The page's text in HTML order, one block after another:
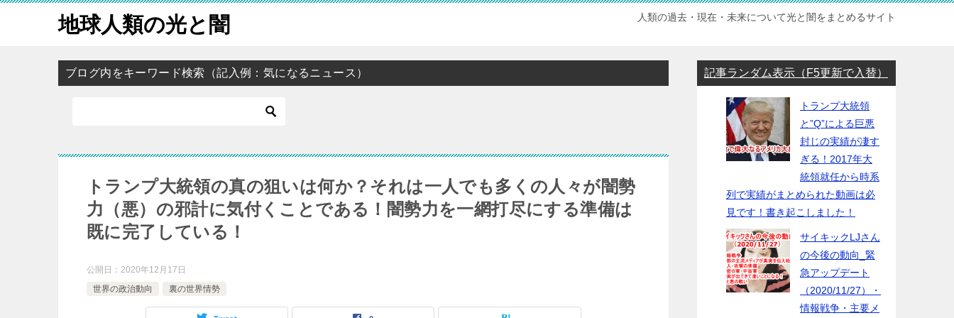
地球人類の光と闇 人類の過去・現在・未来について光と闇をまとめるサイト
ブログ内をキーワード検索（記入例：気になるニュース）
トランプ大統領の真の狙いは何か？それは一人でも多くの人々が闇勢
力（悪）の邪計に気付くことである！闇勢力を一網打尽にする準備は
既に完了している！
公開日： 2020年12月17日
世界の政治動向
裏の世界情勢
記事ランダム表示（F5更新で入替）
トランプ大統領
と”Q”による巨悪
封じの実績が凄す
ぎる！2017年大
統領就任から時系
列で実績がまとめられた動画は必
見です！書き起こしました！
サイキックLJさん
の今後の動向_緊
急アップデート
（2020/11/27）・
情報戦争・主要メ